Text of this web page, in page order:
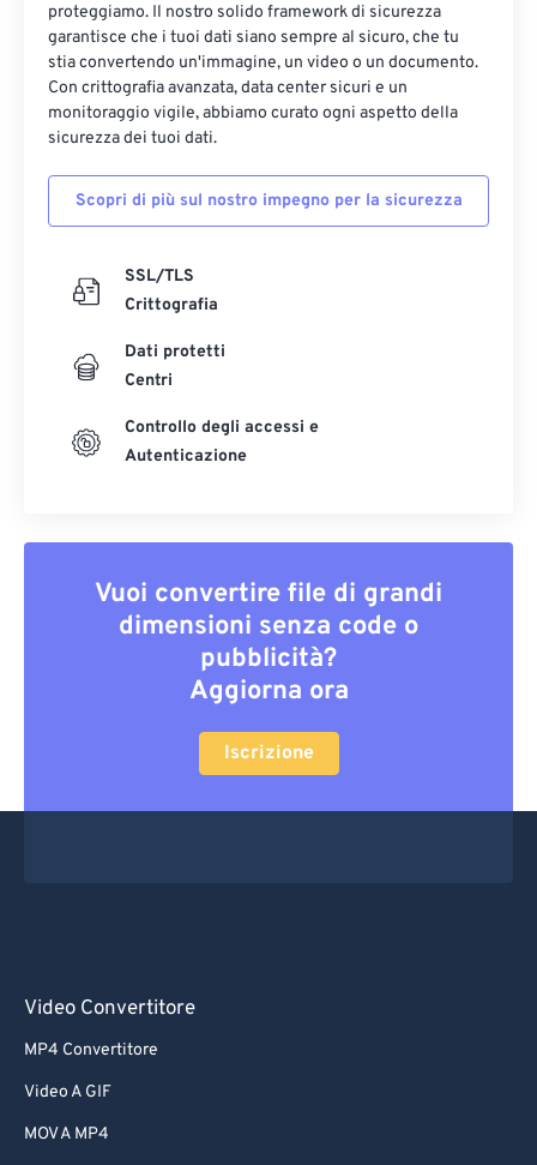
proteggiamo. Il nostro solido framework di sicurezza
garantisce che i tuoi dati siano sempre al sicuro, che tu
stia convertendo un'immagine, un video o un documento.
Con crittografia avanzata, data center sicuri e un
monitoraggio vigile, abbiamo curato ogni aspetto della
sicurezza dei tuoi dati.
Scopri di più sul nostro impegno per la sicurezza
SSL/TLS
Crittografia
Dati protetti
Centri
Controllo degli accessi e
Autenticazione
Vuoi convertire file di grandi
dimensioni senza code o
pubblicità?
Aggiorna ora
Iscrizione
Video Convertitore
MP4 Convertitore
Video A GIF
MOV A MP4